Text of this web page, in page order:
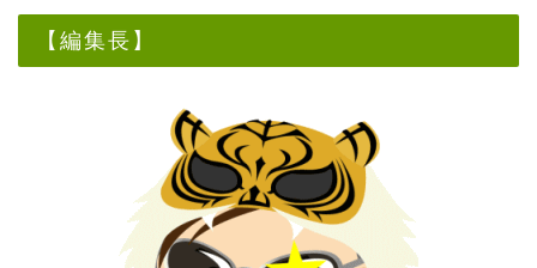
【編集長】